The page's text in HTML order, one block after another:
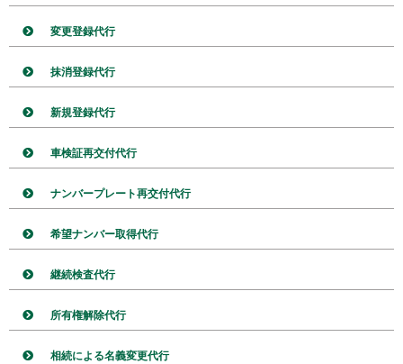
変更登録代行
抹消登録代行
新規登録代行
車検証再交付代行
ナンバープレート再交付代行
希望ナンバー取得代行
継続検査代行
所有権解除代行
相続による名義変更代行